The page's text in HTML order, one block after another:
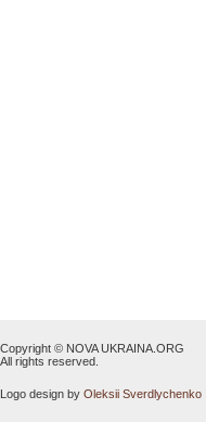
Copyright © NOVA UKRAINA.ORG
All rights reserved.
Logo design by Oleksii Sverdlychenko